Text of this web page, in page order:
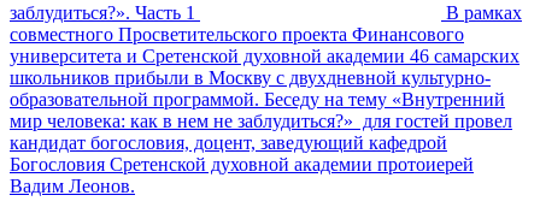
заблудиться?». Часть 1
В рамках
совместного Просветительского проекта Финансового
университета и Сретенской духовной академии 46 самарских
школьников прибыли в Москву с двухдневной культурно-
образовательной программой. Беседу на тему «Внутренний
мир человека: как в нем не заблудиться?» для гостей провел
кандидат богословия, доцент, заведующий кафедрой
Богословия Сретенской духовной академии протоиерей
Вадим Леонов.